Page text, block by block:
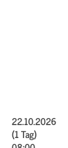
22.10.2026
(1 Tag)